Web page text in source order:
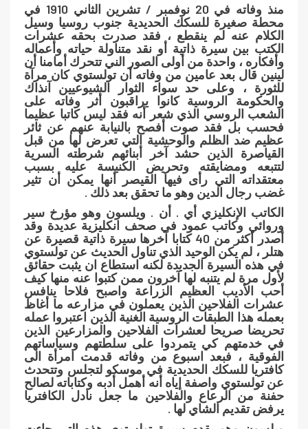
منذ وفاته في 20 نوفمبر / تشرين الثاني 1910 في
محطة صغيرة للسكك الحديدية جنوب روسيا وسيل
الكلام عنه لم ينقطع ، فقد صدرت بحقه عشرات
الكتب بين سيرة ذاتية أو نقد متناولة حياته وأعماله
وأفكاره ، واحدة من أولى الصور الني تتحرك أمامنا أن
لينين قال بعد عامين من وفاته أن تولستوي كان مرآة
للثورة ، وعلى حد سواء الثوار الشيوعيين آنذاك
والحكومة الروسية كانوا يراقبون أثر وفاته على
الشعب الروسي الذي شعر أنه فقد ليس كاتبا عظيما
فحسب بل فقد صوت أفصح بالنيابة عنهم عن ثائر
عظيم ضد الظلم والوحشية التي تعرض لها من قبل
القياصرة الذين حشد آخر أبنائهم شرطته السرية
لتتبعه ومضايقته وتحريض الكنيسة عليه بسبب
معتقداته التي رأى فيها القيصر أنها يمكن أن تثير
غضب رجال الدين وهو ما تحقق بعد ذلك .
الكاتب الإنكليزي أي . أن . ويلسون وهو مؤرخ سير
وروائي وكاتب عمود في صحف انكليزية عديدة وقد
أصدر أكثر من 40 كتابا آخرها سيرة ذاتية قصيرة عن
هتلر ، لم يكن الوحيد الذي تناول الحديث عن تولستوي
في هذه السيرة الجديدة لكنه استطاع ان يثبت حقائق
لأول مرة لم يتنبه لها آخرون ممن كتبوا عنه منها كيف
أحب الأديب العظيم الزراعة واصبح فلاحا ينافس
عشرات الفلاحين الذين يعملون في مزارعه ما أغاظ
بعمله هذا الطبقات الروسية الغنية الذين اعتبروا عمله
تحريضا صريحا لعشرات الفلاحين والمزارعين الذين
في خدمتهم كي يتمردوا على سلطتهم وسياساتهم
الفوقية ، فبعد اسبوع من وفاته قدمت امرأة الى
كافتريا للسكك الحديدية في موسكو لتجلس وتتحدث
عن تولستوي واصفة إياه أنه أهمل أدبه وكتاباته لصالح
حفنة من الرعاع والفلاحين ما جعل نادل الكافتريا
يرفض تقديم الشاي لها .